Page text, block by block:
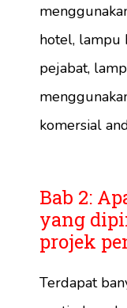
hotel, lampu
pejabat,
komersial
Bab 2:
yang
projek
Terdapat